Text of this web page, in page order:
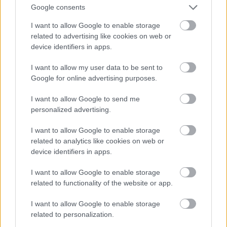
Google consents
I want to allow Google to enable storage
related to advertising like cookies on web or
device identifiers in apps.
I want to allow my user data to be sent to
Google for online advertising purposes.
I want to allow Google to send me
personalized advertising.
I want to allow Google to enable storage
related to analytics like cookies on web or
device identifiers in apps.
I want to allow Google to enable storage
related to functionality of the website or app.
I want to allow Google to enable storage
related to personalization.
8 éve
@Tristee
: '
Tehát ha eltörik a kezem egy balesetben, akkor
ingyenesen ellátnak (begipszelik).
Mi van akkor, ha pl. valaki lábtörés miatt egy-két
hetes kórházi ápolásra szorul? Akkor az már nem
És pl. ha valaki egy kórház előtt esik össze és kiderül,
elvégzik ingyenesen a műtétet? "
EZEK NEM INGYENESEK csak annyi igaz hogy
ellatnak ... elso korben a balesetert felelost fogjak
elovenni ha te magad okoztad akkor persze neked
kell fizetni a vegen .. . ha csoro vagy es nem tudsz
fizetni akkor NEKED ingyenes de mindenki mas fizet
pl azok akiknek VAN biztositasuk, meg az adott
allam esetleg valamit terit a korhaznak (ez megint